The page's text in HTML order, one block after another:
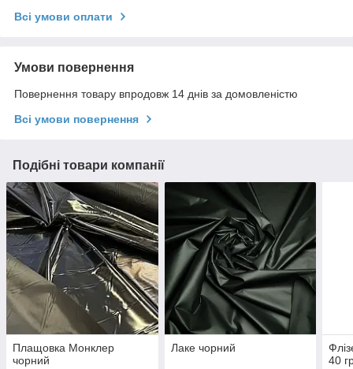
Всі умови оплати
Умови повернення
Повернення товару впродовж 14 днів за домовленістю
Всі умови повернення
Подібні товари компанії
Плащовка Монклер
чорний
Лаке чорний
40